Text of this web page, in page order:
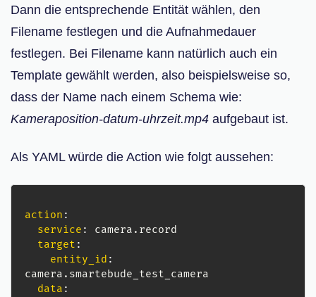
Dann die entsprechende Entität wählen, den
Filename festlegen und die Aufnahmedauer
festlegen. Bei Filename kann natürlich auch ein
Template gewählt werden, also beispielsweise so,
dass der Name nach einem Schema wie:
Kameraposition-datum-uhrzeit.mp4 aufgebaut ist.
Als YAML würde die Action wie folgt aussehen:
action :
service :
camera.record
target :
entity_id :
camera.smartebude_test_camera
data :